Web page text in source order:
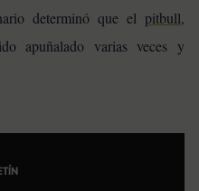
determinó que el pitbull,
apuñalado varias veces y